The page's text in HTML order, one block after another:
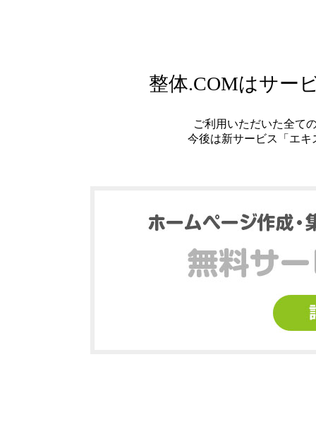
整体.COMはサー
ご利用いただいた全て
今後は新サービス「エ